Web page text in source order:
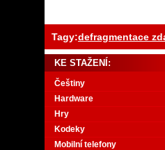
Tagy:defragmentace
KE STAŽENÍ:
Češtiny
Hardware
Hry
Kodeky
Mobilní telefony